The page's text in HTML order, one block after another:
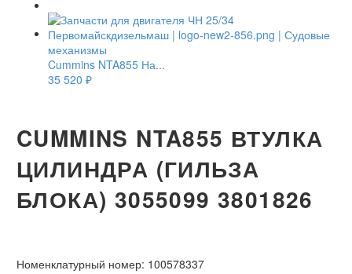
Cummins NTA855 На...
35 520 ₽
CUMMINS NTA855 ВТУЛКА
ЦИЛИНДРА (ГИЛЬЗА
БЛОКА) 3055099 3801826
Номенклатурный номер: 100578337